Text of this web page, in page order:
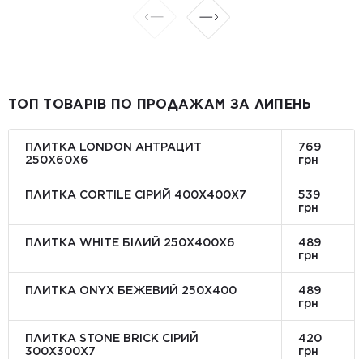
ТОП ТОВАРІВ ПО ПРОДАЖАМ ЗА ЛИПЕНЬ
ПЛИТКА LONDON АНТРАЦИТ
250Х60Х6
769
грн
ПЛИТКА CORTILE СІРИЙ 400X400X7
539
грн
ПЛИТКА WHITE БІЛИЙ 250Х400Х6
489
грн
ПЛИТКА ONYX БЕЖЕВИЙ 250X400
489
грн
ПЛИТКА STONE BRICK СІРИЙ
300Х300X7
420
грн